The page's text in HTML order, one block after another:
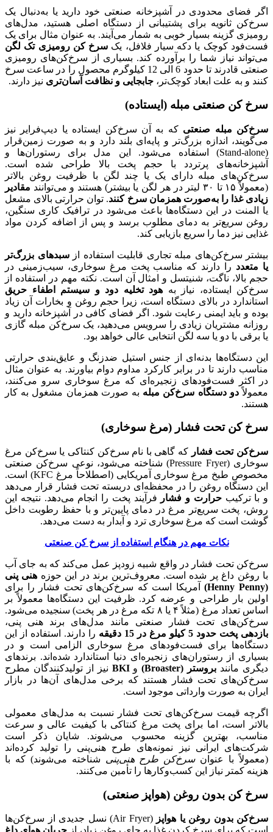
اگر فضای محدودی در آشپزخانه صنعتی خود دارید یا به‌دنبال یک
سرخ‌کن ثانویه برای پشتیبانی از دستگاه اصلی هستید، مدل‌های
رومیزی گزینه بسیار خوبی به شمار می‌آیند. به عنوان مثال برای یک
فست‌فود کوچک یا دکه سیار فلافل، یک سرخ کن رومیزی تک لگن
می‌تواند نیاز شما را برآورده کند. بسیاری از سرخ‌کن‌های رومیزی
صنعتی قادرند تا حدود 6 الی 12 کیلوگرم محصول را در ساعت سرخ
کنند و به علت ابعاد کوچک‌تر، جابجایی و نظافت آسان‌تری نیز دارند.
سرخ کن صنعتی مبله (ایستاده)
سرخ‌کن مبله صنعتی که به آن سرخ‌کن ایستاده یا دیپ‌فرایر نیز
می‌گویند، اندازه بزرگ‌تر و پایه‌ای بلند دارد و به صورت زمین‌قرار
(Stand-alone) استفاده می‌شود. این مدل برای رستوران‌ها و
آشپزخانه‌های پرتردد با حجم پخت بالا طراحی شده است.
سرخ‌کن‌های مبله دارای یک یا چند لگن با ظرفیت روغن بالاتر
(معمولاً ۱۵ تا ۳۰ لیتر در هر لگن یا بیشتر) هستند و می‌توانند
مقادیر
زیادی غذا را به‌صورت همزمان سرخ کنند. توان حرارتی بالای مشعل
یا المنت در این دستگاه‌ها باعث می‌شود در ترافیک کاری سنگین،
روغن سریع‌تر به دمای مطلوب برسد و پس از اضافه کردن مواد
غذایی نیز دما را سریع بازیابی کند.
بیشتر سرخ‌کن‌های مبله تجاری قابلیت استفاده ازسبدهای بزرگ‌تر
یا متعدد را دارند که مناسب پخت مرغ سوخاری، سیب‌زمینی در
حجم بالا، ناگت، شنیتسل و امثال آن است. نکته مهم در استفاده از
سرخ‌کن ایستاده، نیاز به هود تخلیه دود و سیستم اطفاء حریق
استاندارد در بالای دستگاه است، زیرا حجم روغن و بخارات آن زیاد
بوده و باید ایمنی رعایت شود. اگر فضای کافی در آشپزخانه دارید و
روزانه مشتریان زیادی را سرویس می‌دهید، یک سرخ‌کن مبله گازی
یا برقی با دو یا سه لگن انتخابی عالی خواهد بود.
این دستگاه‌ها بدنه‌ای از جنس استیل ضدزنگ و عایق‌بندی حرارتی
مناسب دارند تا در برابر کارکرد مداوم دوام بیاورند. به عنوان مثال
در اکثر فست‌فودهای زنجیره‌ای که مرغ سوخاری سرو می‌کنند،
معمولاًدو دستگاه سرخ‌کن مبله به صورت همزمان مشغول به کار
هستند.
سرخ کن تحت فشار (مرغ سوخاری)
سرخ‌کن تحت فشار که گاهی با نام سرخ‌کن کنتاکی یا سرخ‌کن مرغ
سوخاری (Pressure Fryer) شناخته می‌شود، نوعی سرخ‌کن صنعتی
مخصوص طبخ مرغ سوخاری آمریکایی (اصطلاحاً مرغ KFC) است.
این دستگاه‌ روغن را در محفظه‌ای دربسته تحت فشار قرار می‌دهد
و با ترکیبحرارت و فشار
فرآیند پخت را انجام می‌دهد. نتیجه این
روش، پخت سریع‌تر مرغ در دمای پایین‌تر و با حفظ رطوبت داخل
گوشت است که مرغ سوخاری ترد و آبدار به دست می‌دهد.
نکات مهم در هنگام استفاده از سرخ کن صنعتی
سرخ‌کن تحت فشار در واقع شبیه زودپز عمل می‌کند که به جای آب
با روغن داغ پر شده است. معروف‌ترین برند در این حوزه هنی پنی
(Henny Penny)
آمریکا است که سرخ‌کن‌های تحت فشار را برای
اولین بار طراحی و عرضه کرد. ظرفیت این دستگاه‌ها معمولاً بر
اساس تعداد مرغ (مثلاً ۴ یا ۸ تکه مرغ در هر پخت) سنجیده می‌شود.
سرخ‌کن‌های تحت فشار صنعتی مانند مدل‌های برند هنی پنی،
بازدهی پخت حدود 5 کیلو مرغ در 15 دقیقه
را دارند. استفاده از این
دستگاه‌ها برای فست‌فودهای مرغ سوخاری الزامی است و در
بسیاری از رستوران‌های زنجیره‌ای دنیا استاندارد شده‌اند. برندهای
دیگری مانند بروستر (Broaster) وBKI نیز از تولیدکنندگان مطرح
سرخ‌کن‌های تحت فشار هستند که برخی مدل‌های آن‌ها در بازار
ایران به صورت وارداتی موجود است.
اگرچه قیمت سرخ‌کن‌های تحت فشار نسبت به مدل‌های معمولی
بالاتر است، اما برای پخت مرغ کنتاکی با کیفیت عالی و سرعت
مناسب، بهترین گزینه محسوب می‌شوند. شایان ذکر است
شرکت‌های ایرانی نیز نمونه‌های طرح هنی‌پنی را تولید کرده‌اند
(معمولاً با عنوانسرخ‌کن طرح هنی‌پنی شناخته می‌شوند) که با
هزینه کمتر نیاز این کسب‌وکارها را تأمین می‌کنند.
سرخ کن بدون روغن (هواپز صنعتی)
سرخ‌کن بدون روغن یا هواپز
(Air Fryer) نسل جدیدی از سرخ‌کن‌ها